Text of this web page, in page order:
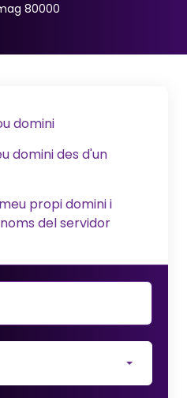
80000
domini
domini des d'un
propi domini i
del servidor